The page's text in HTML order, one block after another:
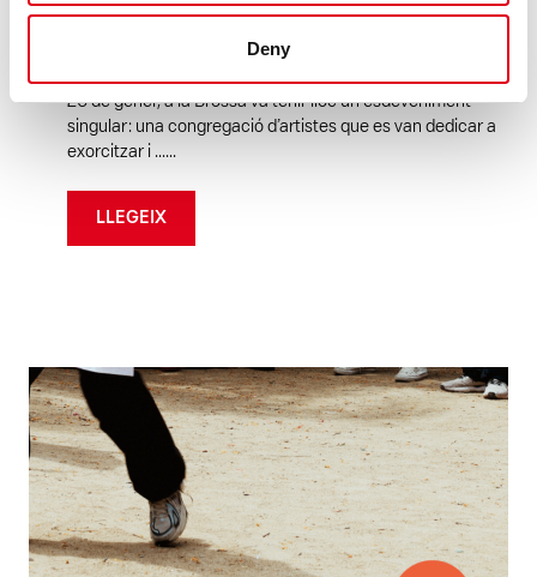
Deny
FANTASMES DE JOAN BROSSA
“Si vols tenir un gran èxit, fes un festival de merda que hi
26 de gener, a la Brossa va tenir lloc un esdeveniment
singular: una congregació d’artistes que es van dedicar a
exorcitzar i ......
LLEGEIX